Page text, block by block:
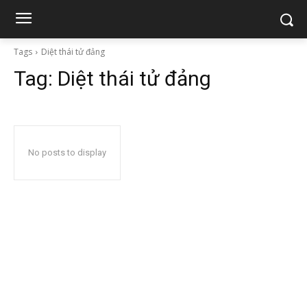
Tags Diệt thái tử đảng
Tag: Diệt thái tử đảng
No posts to display